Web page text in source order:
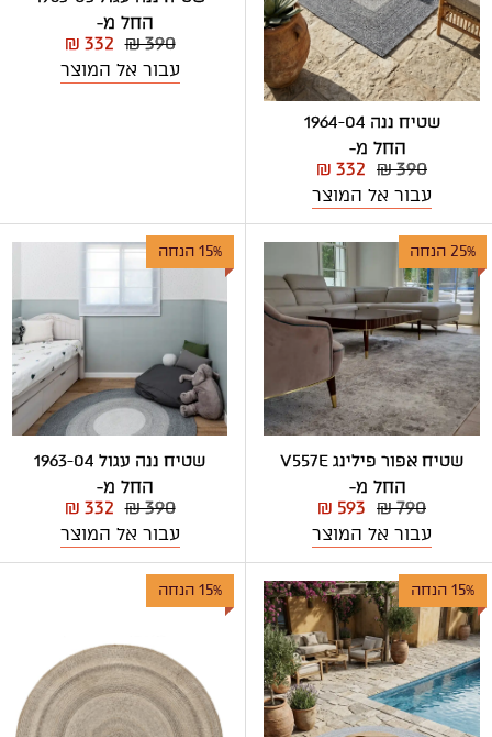
שטיח ננה 1964-04
החל מ-
₪ 390
₪ 332
עבור אל המוצר
החל מ-
₪ 390
₪ 332
עבור אל המוצר
25% הנחה
שטיח אפור פילינג V557E
החל מ-
₪ 790
₪ 593
עבור אל המוצר
15% הנחה
שטיח ננה עגול 1963-04
החל מ-
₪ 390
₪ 332
עבור אל המוצר
15% הנחה 15% הנחה